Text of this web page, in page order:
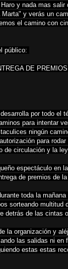
y nada mas
y verás un
el camino con
público:
DE
por todo el
para intentar
ningún
para
de circulación y la
espectáculo
de premios de la
toda la
sorteando multitud
detrás de las
la organización y
las salidas ni
estas estas